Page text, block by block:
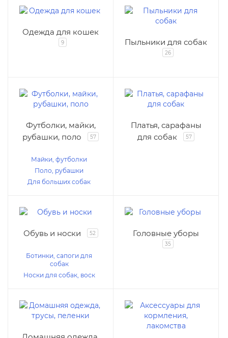
Одежда для кошек
9 Пыльники для собак
26
Футболки, майки,
рубашки, поло
57
Майки, футболки
Поло, рубашки
Для больших собак
Платья, сарафаны
для собак
57
Обувь и носки 52
Ботинки, сапоги для
собак
Носки для собак, воск
Головные уборы
35